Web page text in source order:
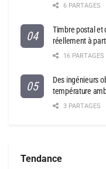
6 PARTAGES
Timbre postal et
réellement à
16 PARTAGES
Des ingénieurs
température
3 PARTAGES
Tendance